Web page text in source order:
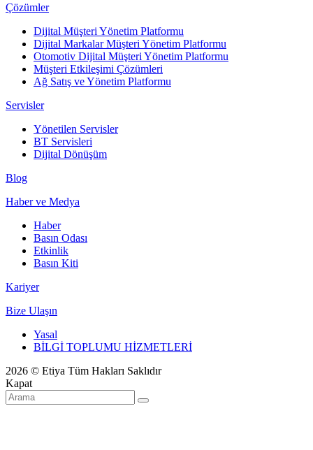
Çözümler
Dijital Müşteri Yönetim Platformu
Dijital Markalar Müşteri Yönetim Platformu
Otomotiv Dijital Müşteri Yönetim Platformu
Müşteri Etkileşimi Çözümleri
Ağ Satış ve Yönetim Platformu
Servisler
Yönetilen Servisler
BT Servisleri
Dijital Dönüşüm
Blog
Haber ve Medya
Haber
Basın Odası
Etkinlik
Basın Kiti
Kariyer
Bize Ulaşın
Yasal
BİLGİ TOPLUMU HİZMETLERİ
2026 © Etiya Tüm Hakları Saklıdır
Kapat